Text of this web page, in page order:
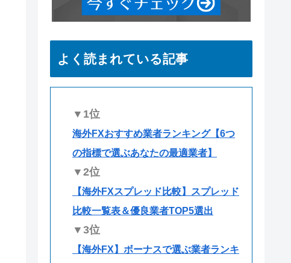
よく読まれている記事
▼1位
海外FXおすすめ業者ランキング【6つ
の指標で選ぶあなたの最適業者】
▼2位
【海外FXスプレッド比較】スプレッド
比較一覧表＆優良業者TOP5選出
▼3位
【海外FX】ボーナスで選ぶ業者ランキ